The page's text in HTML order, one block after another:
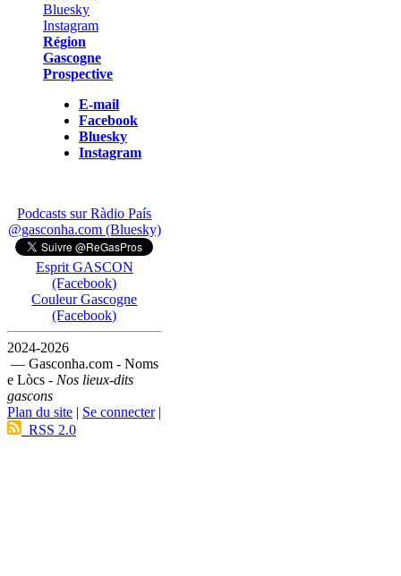
Région
Gascogne
Prospective
E-mail
Facebook
Bluesky
Instagram
Podcasts sur Ràdio País
@gasconha.com (Bluesky)
Esprit GASCON
(Facebook)
Couleur Gascogne
(Facebook)
2024-2026
— Gasconha.com - Noms
e Lòcs - Nos lieux-dits
gascons
Plan du site | Se connecter|
RSS 2.0